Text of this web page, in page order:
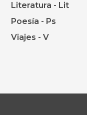
Literatura - Lit
Poesía - Ps
Viajes - V